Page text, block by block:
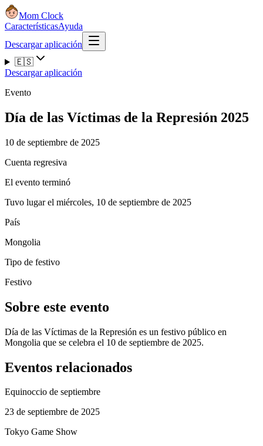
Mom Clock
CaracterísticasAyuda
Descargar aplicación
🇪🇸
Descargar aplicación
Evento
Día de las Víctimas de la Represión 2025
10 de septiembre de 2025
Cuenta regresiva
El evento terminó
Tuvo lugar el miércoles, 10 de septiembre de 2025
País
Mongolia
Tipo de festivo
Festivo
Sobre este evento
Día de las Víctimas de la Represión es un festivo público en
Mongolia que se celebra el 10 de septiembre de 2025.
Eventos relacionados
Equinoccio de septiembre
23 de septiembre de 2025
Tokyo Game Show